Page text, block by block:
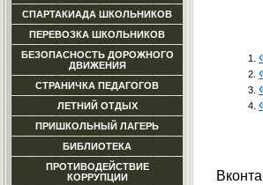
СПАРТАКИАДА ШКОЛЬНИКОВ
ПЕРЕВОЗКА ШКОЛЬНИКОВ
БЕЗОПАСНОСТЬ ДОРОЖНОГО
ДВИЖЕНИЯ
СТРАНИЧКА ПЕДАГОГОВ
ЛЕТНИЙ ОТДЫХ
ПРИШКОЛЬНЫЙ ЛАГЕРЬ
БИБЛИОТЕКА
ПРОТИВОДЕЙСТВИЕ
КОРРУПЦИИ